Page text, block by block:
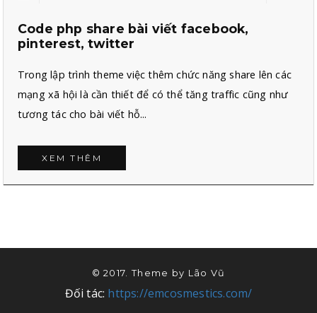
Code php share bài viết facebook,
pinterest, twitter
Trong lập trình theme việc thêm chức năng share lên các
mạng xã hội là cần thiết để có thể tăng traffic cũng như
tương tác cho bài viết hỗ...
XEM THÊM
© 2017. Theme by Lão Vũ
Đối tác: https://emcosmestics.com/